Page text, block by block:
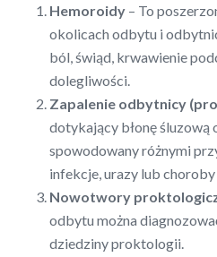
Hemoroidy – To
okolicach odbytu i
ból, świąd, krwawienie
dolegliwości.
Zapalenie odbytnicy
dotykający błonę
spowodowany różnymi
infekcje, urazy lub
Nowotwory
odbytu można
dziedziny proktologii.